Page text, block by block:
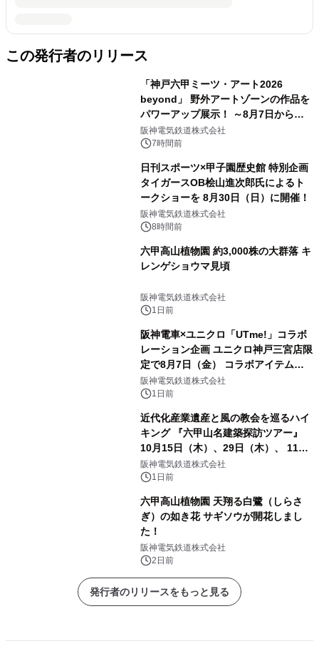
この発行者のリリース
「神戸六甲ミーツ・アート2026
beyond」 野外アートゾーンの作品を
パワーアップ展示！ ～8月7日からは
直前割パスポートを販売～
阪神電気鉄道株式会社
7時間前
日刊スポーツ×甲子園歴史館 特別企画
タイガースOB桧山進次郎氏によるト
ークショーを 8月30日（日）に開催！
阪神電気鉄道株式会社
8時間前
六甲高山植物園 約3,000株の大群落 キ
レンゲショウマ見頃
阪神電気鉄道株式会社
1日前
阪神電車×ユニクロ「UTme!」コラボ
レーション企画 ユニクロ神戸三宮店限
定で8月7日（金） コラボアイテムが
発売決定！
阪神電気鉄道株式会社
1日前
近代化産業遺産と風の教会を巡るハイ
キング 『六甲山名建築探訪ツアー』
10月15日（木）、29日（木）、 11月
5日（木）、12日（木）に開催！
阪神電気鉄道株式会社
1日前
六甲高山植物園 天翔る白鷺（しらさ
ぎ）の如き花 サギソウが開花しまし
た！
阪神電気鉄道株式会社
2日前
発行者のリリースをもっと見る